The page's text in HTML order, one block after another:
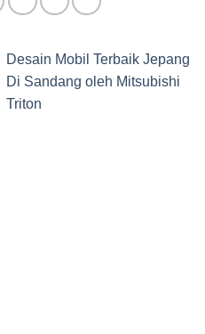
Desain Mobil Terbaik Jepang
Di Sandang oleh Mitsubishi
Triton